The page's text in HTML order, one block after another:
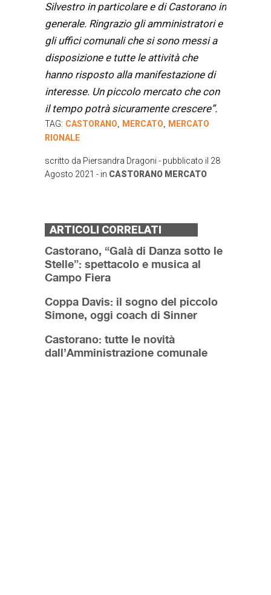
Silvestro in particolare e di Castorano in
generale. Ringrazio gli amministratori e
gli uffici comunali che si sono messi a
disposizione e tutte le attività che
hanno risposto alla manifestazione di
interesse. Un piccolo mercato che con
il tempo potrà sicuramente crescere”.
TAG: CASTORANO, MERCATO, MERCATO
RIONALE
scritto da Piersandra Dragoni - pubblicato il 28
Agosto 2021 - in CASTORANO MERCATO
ARTICOLI CORRELATI
Castorano, “Galà di Danza sotto le
Stelle”: spettacolo e musica al
Campo Fiera
Coppa Davis: il sogno del piccolo
Simone, oggi coach di Sinner
Castorano: tutte le novità
dall’Amministrazione comunale